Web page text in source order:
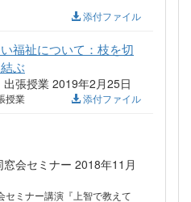
添付ファイル
福祉について：枝を切
ぶ
出張授業 2019年2月25日
授業 添付ファイル
窓会セミナー 2018年11月
セミナー講演『上智で教えて